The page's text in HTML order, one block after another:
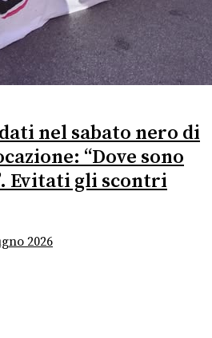
nel sabato nero di
“Dove sono
Evitati gli scontri
2026